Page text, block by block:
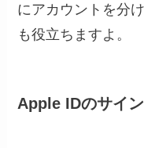
にアカウントを分
も役立ちますよ。
Apple IDのサイ